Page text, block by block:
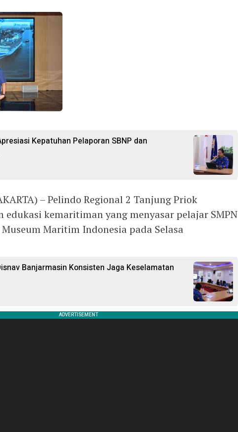
Kepatuhan Pelaporan SBNP dan
– Pelindo Regional 2 Tanjung Priok
edukasi kemaritiman yang menyasar pelajar SMPN
Maritim Indonesia pada Selasa
Banjarmasin Konsisten Jaga Keselamatan